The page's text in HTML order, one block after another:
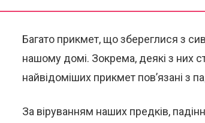
Багато прикмет, що збереглися з
нашому домі. Зокрема, деякі з них
найвідоміших прикмет пов’язані з
За віруванням наших предків,